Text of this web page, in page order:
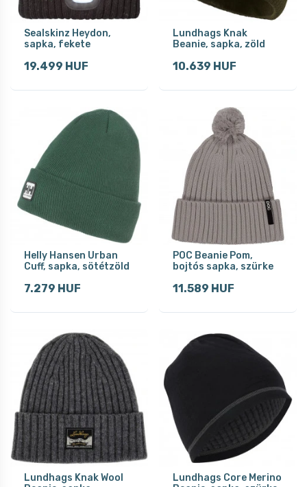
Sealskinz Heydon,
sapka, fekete
19.499 HUF
Lundhags Knak
Beanie, sapka, zöld
10.639 HUF
Helly Hansen Urban
Cuff, sapka, sötétzöld
7.279 HUF
POC Beanie Pom,
bojtós sapka, szürke
11.589 HUF
Lundhags Knak Wool
Lundhags Core Merino